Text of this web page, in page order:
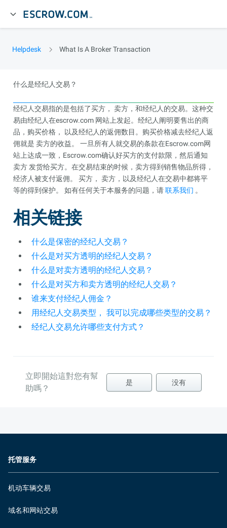
Helpdesk What Is A Broker Transaction
什么是经纪人交易？
经纪人交易指的是包括了买方， 卖方，和经纪人的交易。这种交
易由经纪人在escrow.com 网站上发起。经纪人阐明要售出的商
品，购买价格， 以及经纪人的返佣数目。购买价格减去经纪人返
佣就是 卖方的收益。 一旦所有人就交易的条款在Escrow.com网
站上达成一致，Escrow.com确认好买方的支付款限，然后通知
卖方 发货给买方。在交易结束的时候，卖方得到销售物品所得，
经济人被支付返佣。 买方， 卖方，以及经纪人在交易中都将平
等的得到保护。 如有任何关于本服务的问题，请联系我们 。
相关链接
什么是保密的经纪人交易？
什么是对买方透明的经纪人交易？
什么是对卖方透明的经纪人交易？
什么是对买方和卖方透明的经纪人交易？
谁来支付经纪人佣金？
用经纪人交易类型， 我可以完成哪些类型的交易？
经纪人交易允许哪些支付方式？
立即開始這對您有幫
助嗎？
是 没有
托管服务
机动车辆交易
域名和网站交易